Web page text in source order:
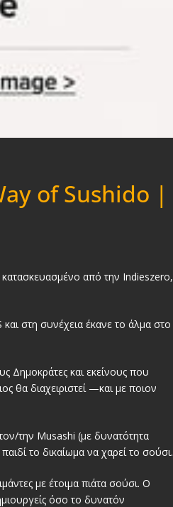
of Sushido |
από την Indieszero,
στη συνέχεια έκανε το άλμα στο
Δημοκράτες και εκείνους που
θα διαχειριστεί —και με ποιον
την Musashi (με δυνατότητα
το δικαίωμα να χαρεί το σούσι.
με έτοιμα πιάτα σούσι. Ο
όσο το δυνατόν